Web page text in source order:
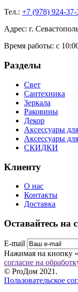
Тел.: +7 (978) 924-37-
Адрес: г.
Время работы: с
Разделы
Свет
Сантехника
Зеркала
Раковины
Декор
Аксессуары
Аксессуары
СКИДКИ
Клиенту
О нас
Контакты
Доставка
Оставайтесь на
E-mail
Нажимая на кнопку
согласие на
© ProДом 2021.
Пользовательское